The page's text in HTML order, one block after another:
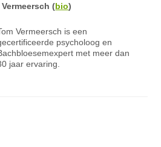
Vermeersch (bio)
Vermeersch is een
psycholoog en
met meer dan
jaar ervaring.